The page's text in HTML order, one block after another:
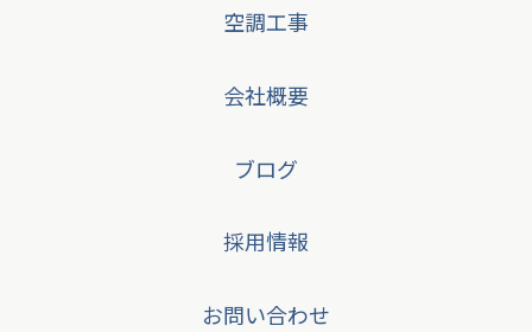
空調工事
会社概要
ブログ
採用情報
お問い合わせ